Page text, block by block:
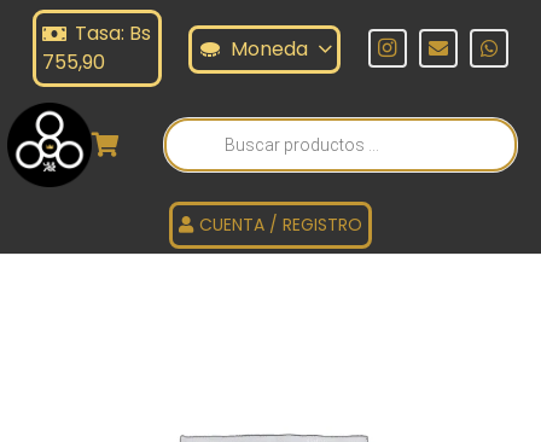
Tasa: Bs
755,90
Moneda
Búsqueda
de
productos
CUENTA / REGISTRO